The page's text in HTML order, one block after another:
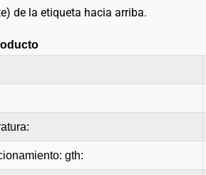
de la etiqueta hacia arriba.
gth: